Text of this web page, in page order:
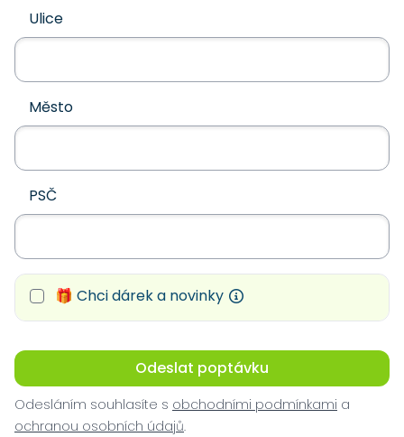
Ulice
Město
PSČ
🎁 Chci dárek a novinky
Odeslat poptávku
Odesláním souhlasíte s obchodními podmínkami a
ochranou osobních údajů.